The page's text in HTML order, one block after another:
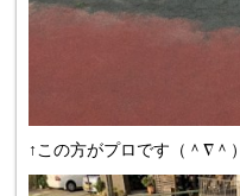
↑この方がプロです（＾∇＾）